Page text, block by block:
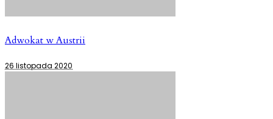
Adwokat w Austrii
26 listopada 2020